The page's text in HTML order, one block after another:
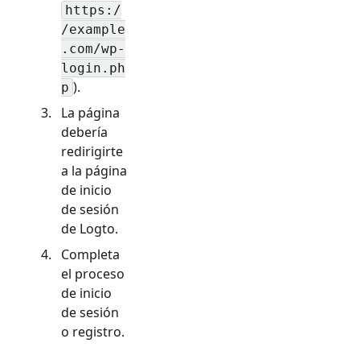
https:/
/example
.com/wp-
login.ph
p ).
La página
debería
redirigirte
a la página
de inicio
de sesión
de Logto.
Completa
el proceso
de inicio
de sesión
o registro.